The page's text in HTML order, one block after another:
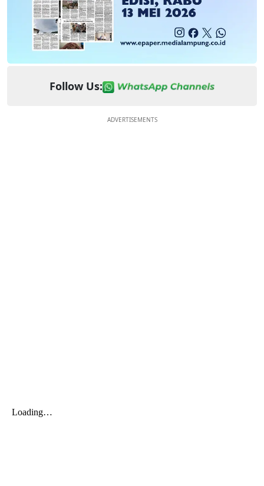
Follow Us:
ADVERTISEMENTS